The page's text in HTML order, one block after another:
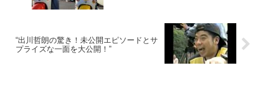
“出川哲朗の驚き！未公開エピソードとサ
プライズな一面を大公開！”